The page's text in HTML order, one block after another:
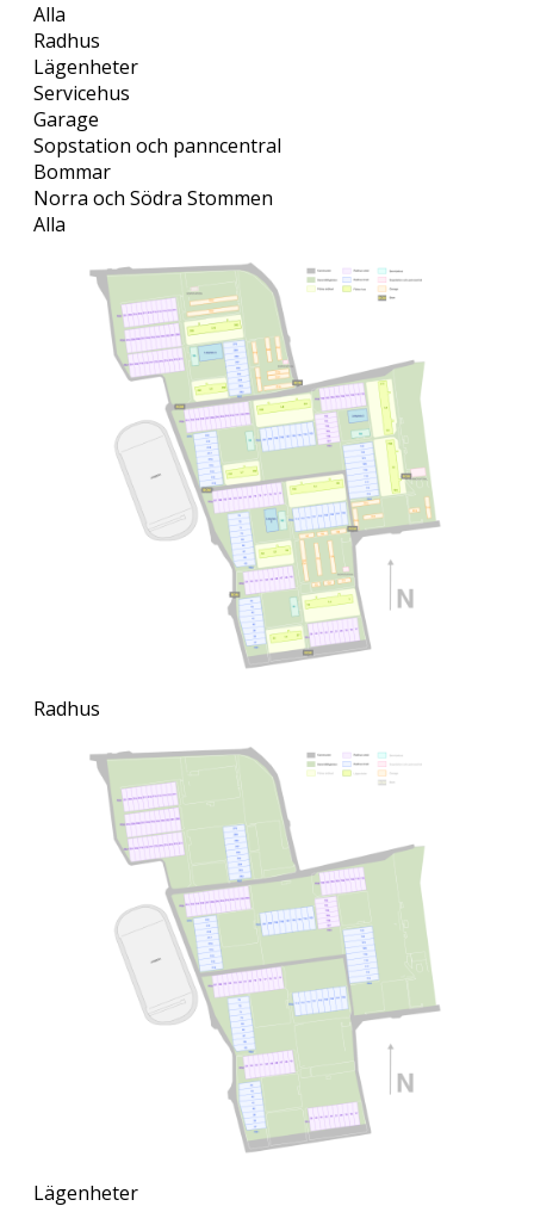
Alla
Radhus
Lägenheter
Servicehus
Garage
Sopstation och panncentral
Bommar
Norra och Södra Stommen
Alla
Radhus
Lägenheter